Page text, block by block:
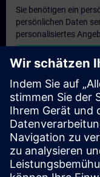
Sie benötigen ein
persönlichen Daten
personalisiertes
Persönliches
Anfrage
Haben Sie Bedarf an
brauchen ein
virtuell oder in einem
uns Ihre
übermittelt haben,